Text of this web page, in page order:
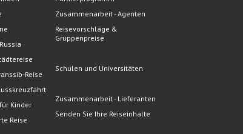
Reise
Kinder
Reise
Zusammenarbeit - Agenten
Reisevorschläge &
Gruppenpreise
Schulen und Universitäten
Zusammenarbeit - Lieferanten
Senden Sie Ihre Reiseinhalte